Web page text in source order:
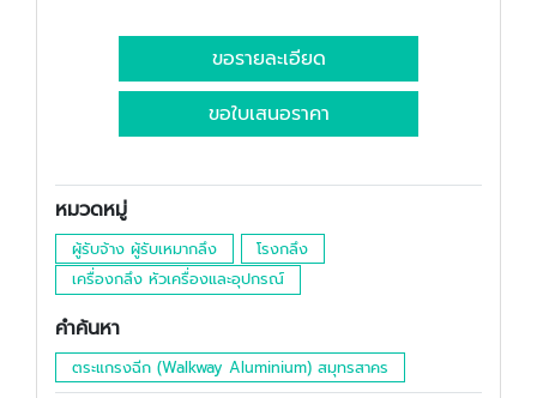
ขอรายละเอียด
ขอใบเสนอราคา
หมวดหมู่
ผู้รับจ้าง ผู้รับเหมากลึง
โรงกลึง
เครื่องกลึง หัวเครื่องและอุปกรณ์
คำค้นหา
ตระแกรงฉีก (Walkway Aluminium) สมุทรสาคร